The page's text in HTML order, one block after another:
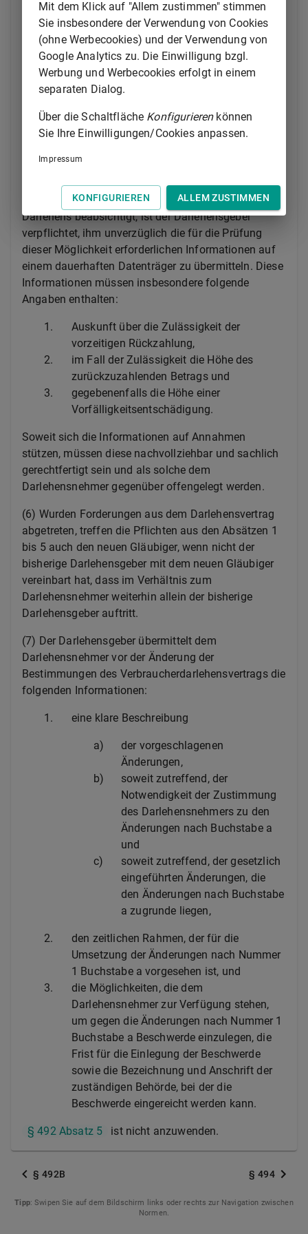
wenn ein Immobiliar-Verbraucherdarlehensvertrag in
der Währung des Mitgliedstaats der Europäischen
Union, in dem der Darlehensnehmer bei
Vertragsschluss seinen Wohnsitz hat, geschlossen
wurde und der Darlehensnehmer zum Zeitpunkt der
maßgeblichen Kreditwürdigkeitsprüfung in einer
bezieht oder Vermögenswerte hält, aus denen das
Darlehen zurückgezahlt werden soll.
(5) Wenn der Darlehensnehmer eines Immobiliar-
Verbraucherdarlehensvertrags dem Darlehensgeber
mitteilt, dass er eine vorzeitige Rückzahlung des
Darlehens beabsichtigt, ist der Darlehensgeber
verpflichtet, ihm unverzüglich die für die Prüfung
dieser Möglichkeit erforderlichen Informationen auf
einem dauerhaften Datenträger zu übermitteln. Diese
Informationen müssen insbesondere folgende
Angaben enthalten:
1.
Auskunft über die Zulässigkeit der
vorzeitigen Rückzahlung,
2.
im Fall der Zulässigkeit die Höhe des
zurückzuzahlenden Betrags und
3.
gegebenenfalls die Höhe einer
Vorfälligkeitsentschädigung.
Soweit sich die Informationen auf Annahmen
stützen, müssen diese nachvollziehbar und sachlich
gerechtfertigt sein und als solche dem
Darlehensnehmer gegenüber offengelegt werden.
(6) Wurden Forderungen aus dem Darlehensvertrag
abgetreten, treffen die Pflichten aus den Absätzen 1
bis 5 auch den neuen Gläubiger, wenn nicht der
bisherige Darlehensgeber mit dem neuen Gläubiger
vereinbart hat, dass im Verhältnis zum
Darlehensnehmer weiterhin allein der bisherige
Darlehensgeber auftritt.
(7) Der Darlehensgeber übermittelt dem
Darlehensnehmer vor der Änderung der
Bestimmungen des Verbraucherdarlehensvertrags die
folgenden Informationen:
1. eine klare Beschreibung
a)
der vorgeschlagenen
Änderungen,
b)
soweit zutreffend, der
Notwendigkeit der Zustimmung
des Darlehensnehmers zu den
Änderungen nach Buchstabe a
und
c)
soweit zutreffend, der gesetzlich
eingeführten Änderungen, die
den Änderungen nach Buchstabe
a zugrunde liegen,
2.
den zeitlichen Rahmen, der für die
Umsetzung der Änderungen nach Nummer
1 Buchstabe a vorgesehen ist, und
3.
die Möglichkeiten, die dem
Darlehensnehmer zur Verfügung stehen,
um gegen die Änderungen nach Nummer 1
Buchstabe a Beschwerde einzulegen, die
Frist für die Einlegung der Beschwerde
sowie die Bezeichnung und Anschrift der
zuständigen Behörde, bei der die
Beschwerde eingereicht werden kann.
§ 492 Absatz 5 ist nicht anzuwenden.
§ 492B § 494
Tipp: Swipen Sie auf dem Bildschirm links oder rechts zur Navigation zwischen
Normen.
Mit dem Klick auf "Allem zustimmen" stimmen
Sie insbesondere der Verwendung von Cookies
(ohne Werbecookies) und der Verwendung von
Google Analytics zu. Die Einwilligung bzgl.
Werbung und Werbecookies erfolgt in einem
separaten Dialog.
Über die Schaltfläche Konfigurierenkönnen
Sie Ihre Einwilligungen/Cookies anpassen.
Impressum
KONFIGURIEREN ALLEM ZUSTIMMEN